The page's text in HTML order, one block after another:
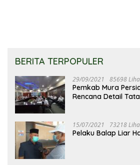
BERITA TERPOPULER
29/09/2021 85698
Pemkab Mura
Rencana Detail
15/07/2021 73218
Pelaku Balap Liar